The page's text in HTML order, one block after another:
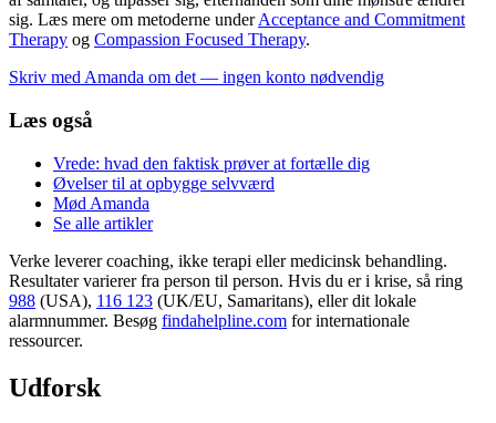
sig. Læs mere om metoderne underAcceptance and Commitment
Therapy og Compassion Focused Therapy.
Skriv med Amanda om det — ingen konto nødvendig
Læs også
Vrede: hvad den faktisk prøver at fortælle dig
Øvelser til at opbygge selvværd
Mød Amanda
Se alle artikler
Verke leverer coaching, ikke terapi eller medicinsk behandling.
Resultater varierer fra person til person. Hvis du er i krise, så ring
988 (USA), 116 123 (UK/EU, Samaritans), eller dit lokale
alarmnummer. Besøg findahelpline.com for internationale
ressourcer.
Udforsk